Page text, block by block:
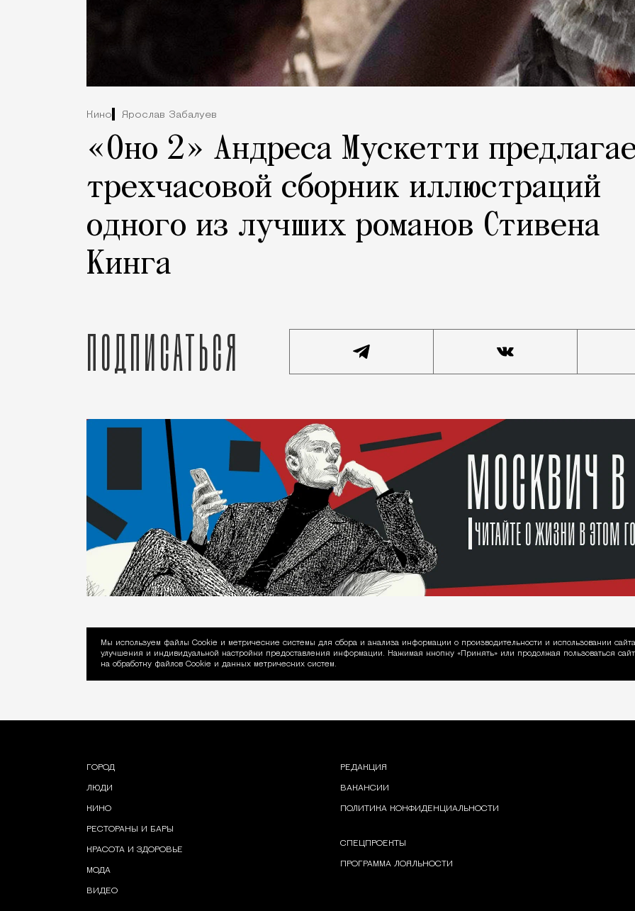
Кино Ярослав Забалуев
«Оно 2» Андреса Мускетти
трехчасовой сборник иллюстраций
одного из лучших романов Стивена
Кинга
Подписаться
Уведомление об использовании Cookie
Мы используем файлы Сookie и метрические системы для сбора и анализа информации о производительности и использовании
улучшения и индивидуальной настройки предоставления информации. Нажимая кнопку «Принять» или продолжая пользоваться
на обработку файлов Cookie и данных метрических систем.
ГОРОД
ЛЮДИ
КИНО
РЕСТОРАНЫ И БАРЫ
КРАСОТА И ЗДОРОВЬЕ
МОДА
ВИДЕО
РЕДАКЦИЯ
ВАКАНСИИ
ПОЛИТИКА КОНФИДЕНЦИАЛЬНОСТИ
СПЕЦПРОЕКТЫ
ПРОГРАММА ЛОЯЛЬНОСТИ